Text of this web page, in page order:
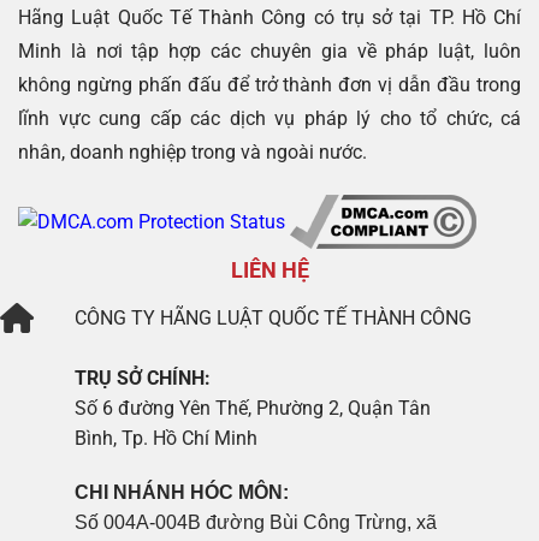
Hãng Luật Quốc Tế Thành Công có trụ sở tại TP. Hồ Chí
Minh là nơi tập hợp các chuyên gia về pháp luật, luôn
không ngừng phấn đấu để trở thành đơn vị dẫn đầu trong
lĩnh vực cung cấp các dịch vụ pháp lý cho tổ chức, cá
nhân, doanh nghiệp trong và ngoài nước.
LIÊN HỆ
CÔNG TY HÃNG LUẬT QUỐC TẾ THÀNH CÔNG
TRỤ SỞ CHÍNH:
Số 6 đường Yên Thế, Phường 2, Quận Tân
Bình, Tp. Hồ Chí Minh
CHI NHÁNH HÓC MÔN:
Số 004A-004B đường Bùi Công Trừng, xã